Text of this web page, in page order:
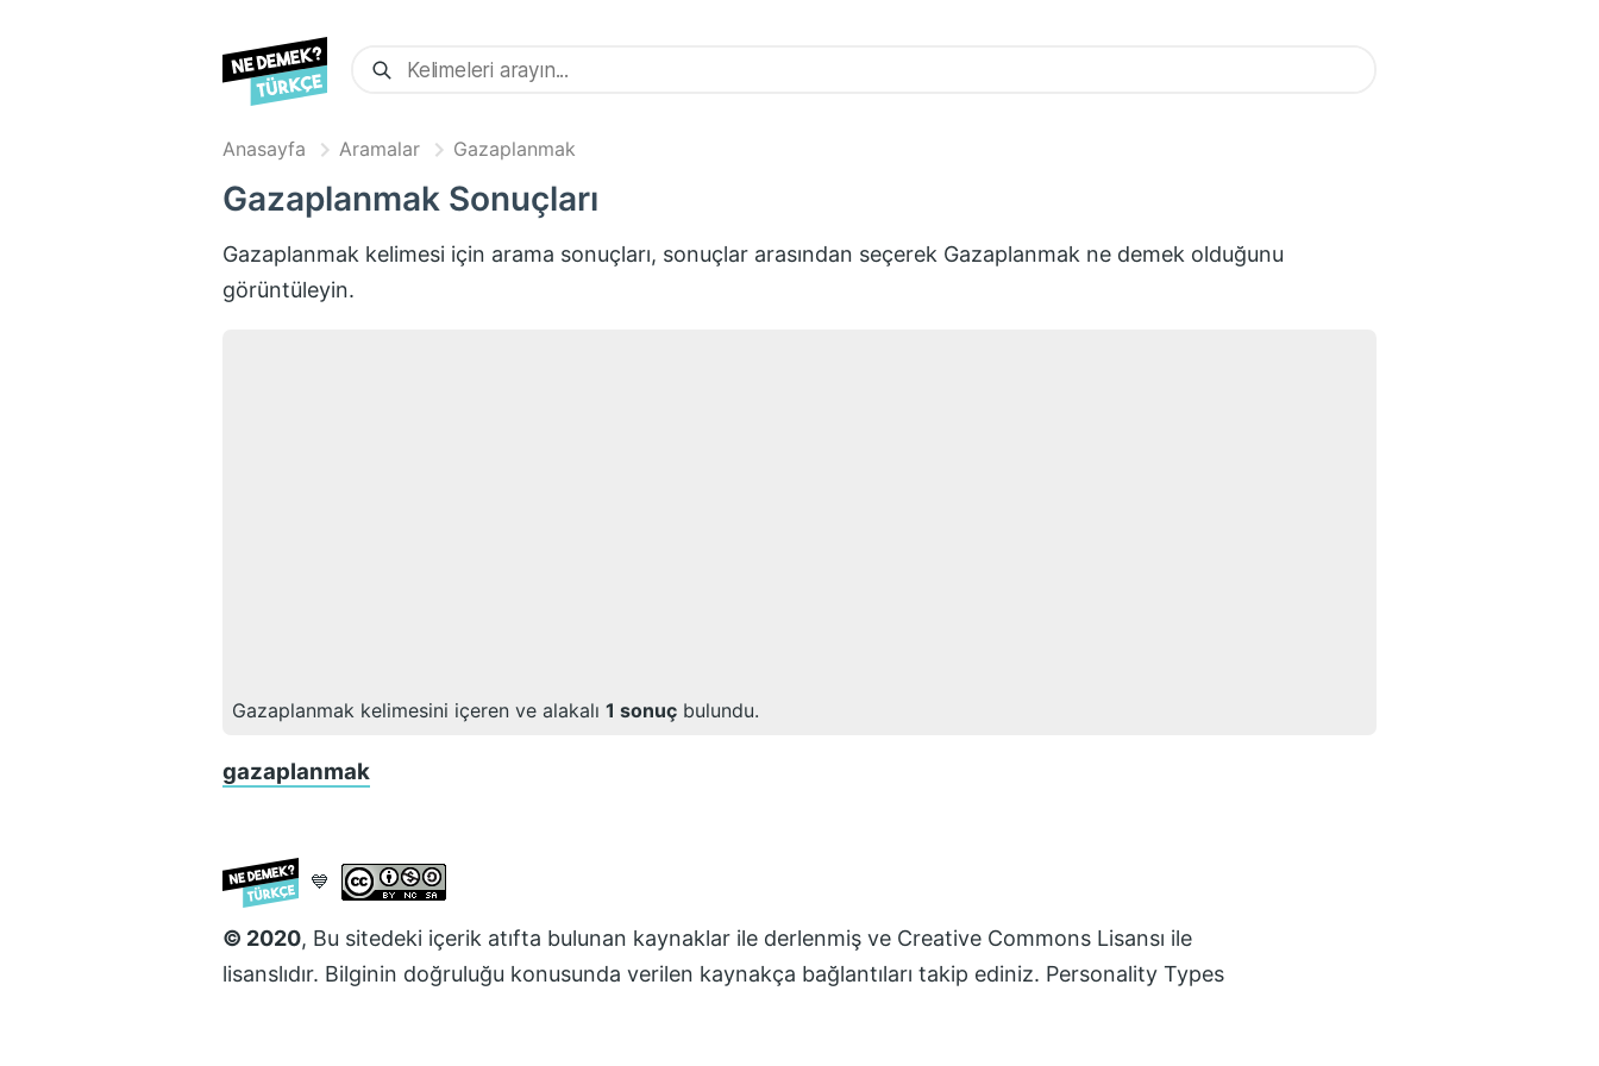
Anasayfa Aramalar Gazaplanmak
Gazaplanmak Sonuçları
Gazaplanmak kelimesi için arama sonuçları, sonuçlar arasından seçerek Gazaplanmak ne demek olduğunu
görüntüleyin.
Gazaplanmak kelimesini içeren ve alakalı 1 sonuç bulundu.
gazaplanmak
💙
© 2020, Bu sitedeki içerik atıfta bulunan kaynaklar ile derlenmiş ve Creative Commons Lisansı ile
lisanslıdır. Bilginin doğruluğu konusunda verilen kaynakça bağlantıları takip ediniz. Personality Types